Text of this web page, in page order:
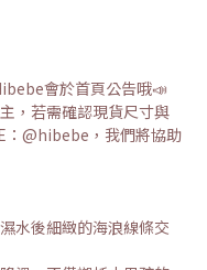
會於首頁公告哦📣
，若需確認現貨尺寸與
：@hibebe，我們將協助
水後細緻的海浪線條交